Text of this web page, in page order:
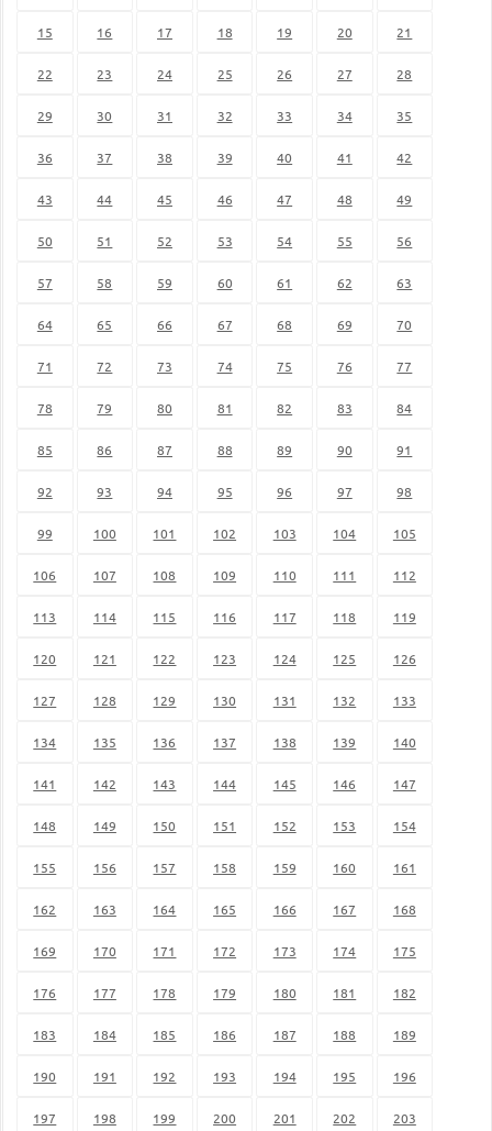
15 16 17 18 19 20 21
22 23 24 25 26 27 28
29 30 31 32 33 34 35
36 37 38 39 40 41 42
43 44 45 46 47 48 49
50 51 52 53 54 55 56
57 58 59 60 61 62 63
64 65 66 67 68 69 70
71 72 73 74 75 76 77
78 79 80 81 82 83 84
85 86 87 88 89 90 91
92 93 94 95 96 97 98
99 100 101 102 103 104 105
106 107 108 109 110 111 112
113 114 115 116 117 118 119
120 121 122 123 124 125 126
127 128 129 130 131 132 133
134 135 136 137 138 139 140
141 142 143 144 145 146 147
148 149 150 151 152 153 154
155 156 157 158 159 160 161
162 163 164 165 166 167 168
169 170 171 172 173 174 175
176 177 178 179 180 181 182
183 184 185 186 187 188 189
190 191 192 193 194 195 196
197 198 199 200 201 202 203